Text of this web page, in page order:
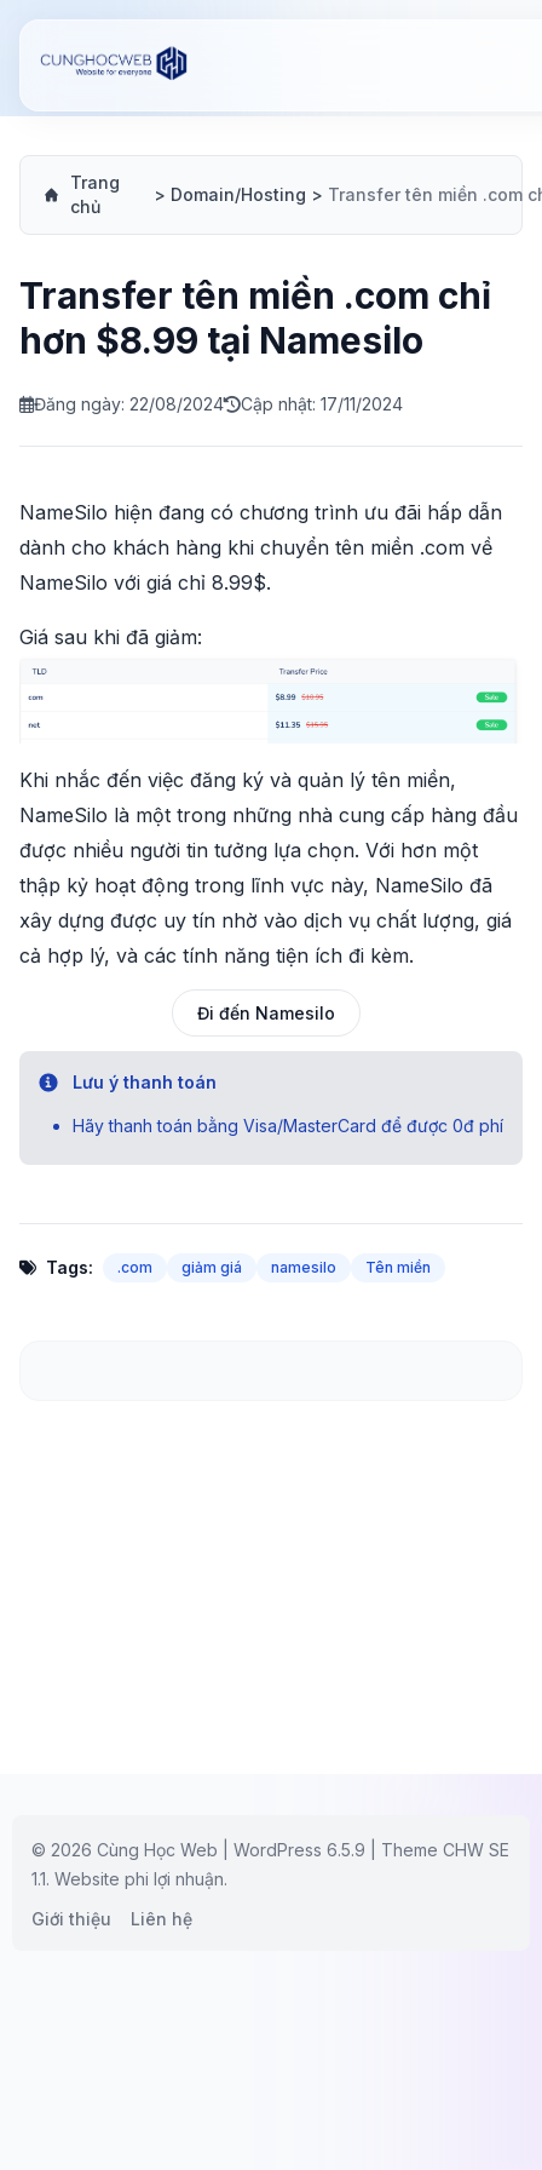
Trang
chủ
> Domain/Hosting >
Transfer tên miền .com chỉ
hơn $8.99 tại Namesilo
Đăng ngày: 22/08/2024 Cập nhật: 17/11/2024
NameSilo hiện đang có chương trình ưu đãi hấp dẫn
dành cho khách hàng khi chuyển tên miền .com về
NameSilo với giá chỉ 8.99$.
Giá sau khi đã giảm:
Khi nhắc đến việc đăng ký và quản lý tên miền,
NameSilo là một trong những nhà cung cấp hàng đầu
được nhiều người tin tưởng lựa chọn. Với hơn một
thập kỷ hoạt động trong lĩnh vực này, NameSilo đã
xây dựng được uy tín nhờ vào dịch vụ chất lượng, giá
cả hợp lý, và các tính năng tiện ích đi kèm.
Đi đến Namesilo
Info Lưu ý thanh toán
Hãy thanh toán bằng Visa/MasterCard để được 0đ phí
Tags: .com giảm giá namesilo Tên miền
© 2026 Cùng Học Web | WordPress 6.5.9 | Theme CHW SE
1.1. Website phi lợi nhuận.
Giới thiệu
Liên hệ